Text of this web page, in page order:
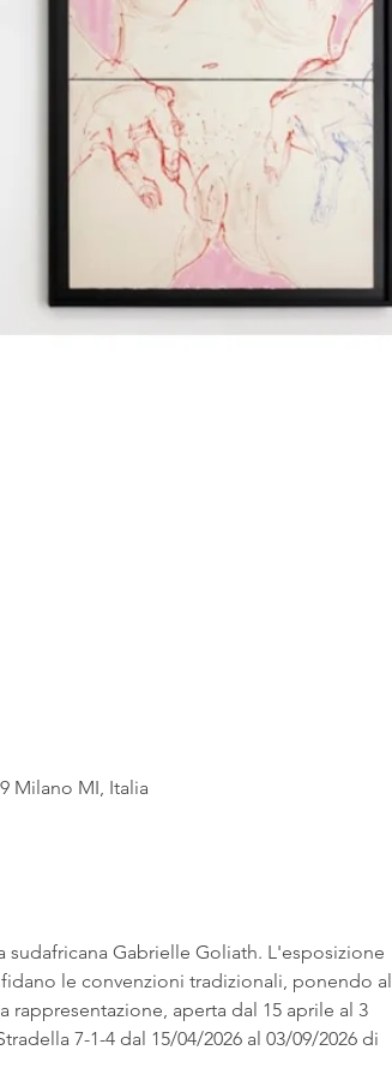
Milano MI, Italia
sudafricana Gabrielle Goliath. L'esposizione
le convenzioni tradizionali, ponendo al
aperta dal 15 aprile al 3
7-1-4 dal 15/04/2026 al 03/09/2026 di